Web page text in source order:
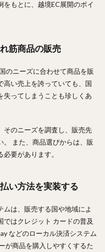
をもとに、越境EC展開のポイ
筋商品の販売
のニーズに合わせて商品を販
高い売上を誇っていても、国
失ってしまうことも珍しくあ
そのニーズを調査し、販売先
。 また、商品選びからは、販
要があります。
い方法を実装する
は、販売する国や地域によ
ではクレジット カードの普及
などのローカル決済システム
が商品を購入しやすくするた